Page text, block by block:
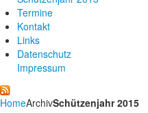
Termine
Kontakt
Links
Datenschutz
Impressum
HomeArchivSchützenjahr 2015